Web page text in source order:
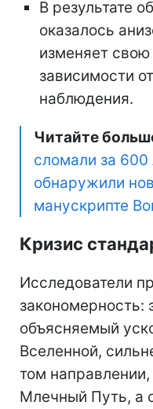
В результате
оказалось
изменяет свою
зависимости
наблюдения.
Читайте
сломали за 600
обнаружили
манускрипте
Кризис
Исследователи
закономерность:
объясняемый
Вселенной,
том
Млечный Путь, а